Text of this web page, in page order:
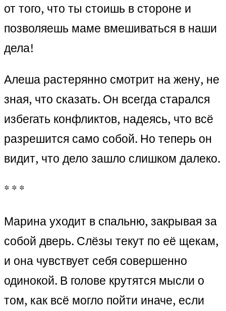
от того, что ты стоишь в стороне и
позволяешь маме вмешиваться в наши
дела!
Алеша растерянно смотрит на жену, не
зная, что сказать. Он всегда старался
избегать конфликтов, надеясь, что всё
разрешится само собой. Но теперь он
видит, что дело зашло слишком далеко.
* * *
Марина уходит в спальню, закрывая за
собой дверь. Слёзы текут по её щекам,
и она чувствует себя совершенно
одинокой. В голове крутятся мысли о
том, как всё могло пойти иначе, если